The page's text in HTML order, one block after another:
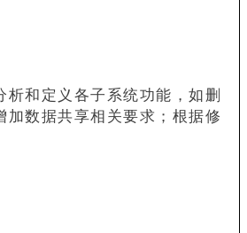
和定义各子系统功能，如删
数据共享相关要求；根据修